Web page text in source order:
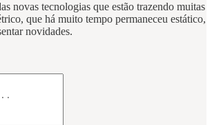
novas tecnologias que estão trazendo muitas
que há muito tempo permaneceu estático,
novidades.